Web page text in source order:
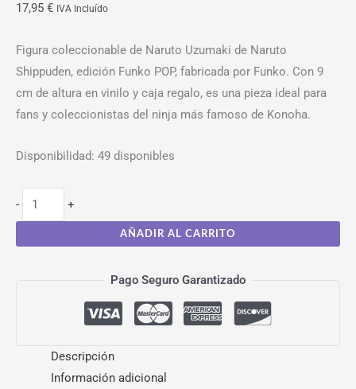
17,95 € IVA Incluído
Figura coleccionable de Naruto Uzumaki de Naruto
Shippuden, edición Funko POP, fabricada por Funko. Con 9
cm de altura en vinilo y caja regalo, es una pieza ideal para
fans y coleccionistas del ninja más famoso de Konoha.
Disponibilidad: 49 disponibles
- +
AÑADIR AL CARRITO
Pago Seguro Garantizado
Descripción
Información adicional